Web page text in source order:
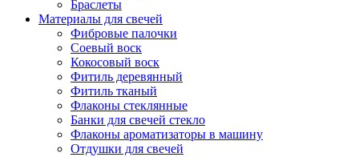
Браслеты
Материалы для свечей
Фибровые палочки
Соевый воск
Кокосовый воск
Фитиль деревянный
Фитиль тканый
Флаконы стеклянные
Банки для свечей стекло
Флаконы ароматизаторы в машину
Отдушки для свечей